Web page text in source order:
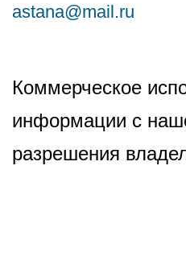
astana@mail.ru
Коммерческое
информации с
разрешения